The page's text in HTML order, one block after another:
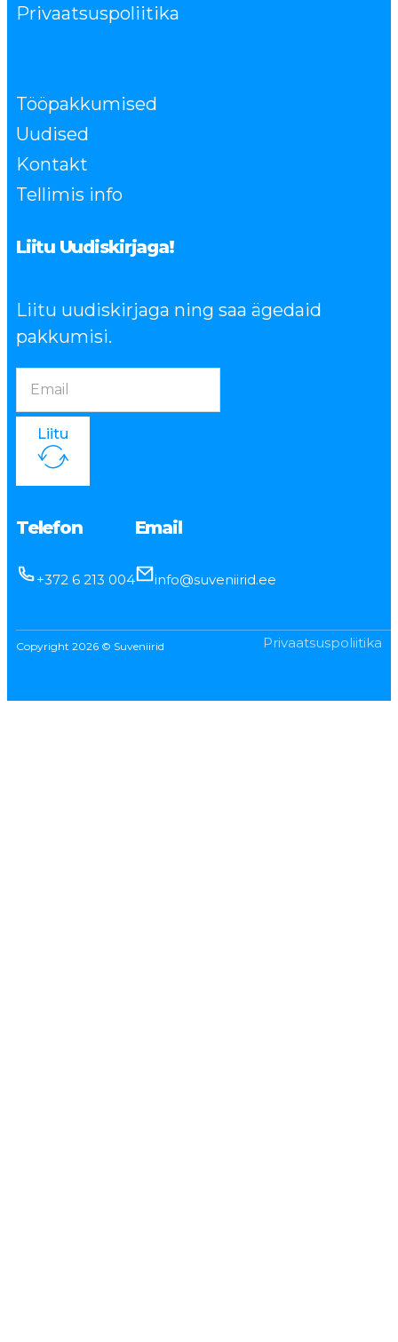
Privaatsuspoliitika
Tööpakkumised
Uudised
Kontakt
Tellimis info
Liitu Uudiskirjaga!
Liitu uudiskirjaga ning saa ägedaid
pakkumisi.
Liitu
Telefon
+372 6 213 004
Email
info@suveniirid.ee
Copyright 2026 © Suveniirid Privaatsuspoliitika